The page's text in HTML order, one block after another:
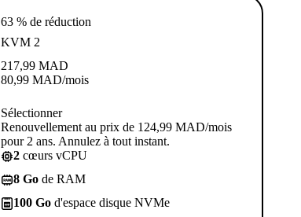
63 % de réduction
KVM 2
217,99 MAD
80,99 MAD/mois
Sélectionner
Renouvellement au prix de 124,99 MAD/mois
pour 2 ans. Annulez à tout instant.
2 cœurs vCPU
8 Go de RAM
100 Go d'espace disque NVMe